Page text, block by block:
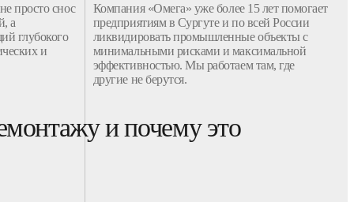
простоснос
, а
глубокого
и
Компания«Омега» уже более 15 лет помогает
предприятиямв Сургуте и по всей России
ликвидироватьпромышленные объекты с
минимальными рисками и максимальной
эффективностью. Мы работаем там, где
другие не берутся.
и почему это